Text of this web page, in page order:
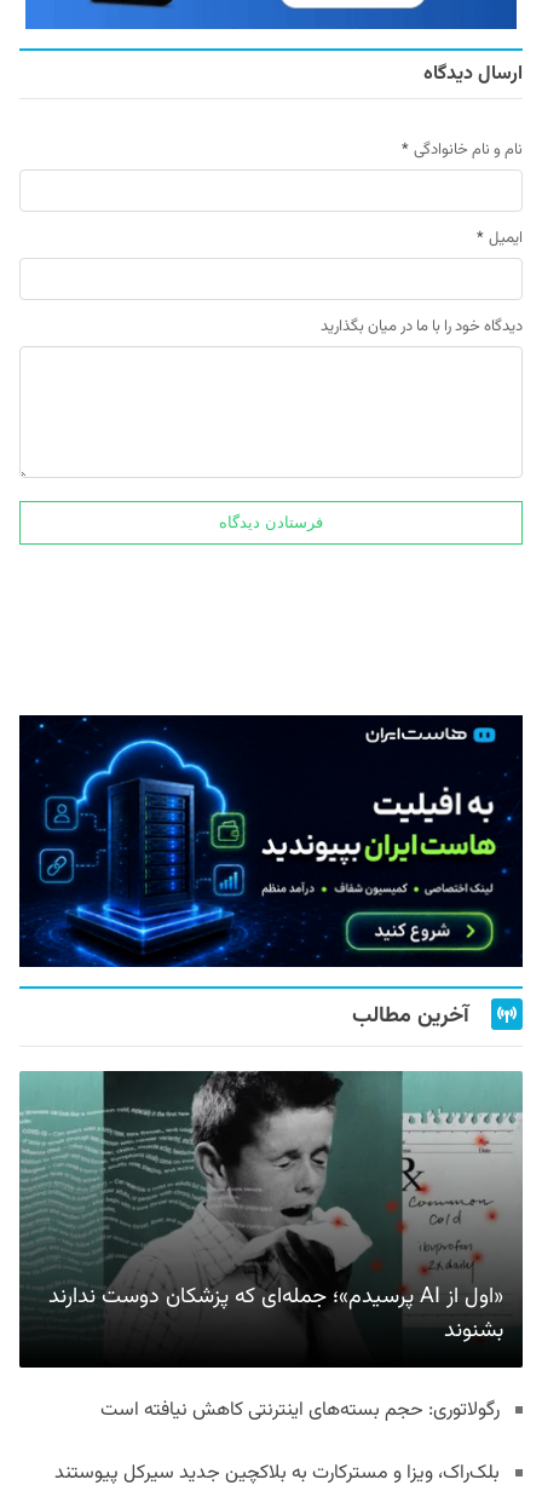
ارسال دیدگاه
نام و نام خانوادگی *
ایمیل *
دیدگاه خود را با ما در میان بگذارید
آخرین مطالب
«اول از AI پرسیدم»؛ جمله‌ای که پزشکان دوست ندارند
بشنوند
رگولاتوری: حجم بسته‌های اینترنتی کاهش نیافته است
بلک‌راک، ویزا و مسترکارت به بلاکچین جدید سیرکل پیوستند